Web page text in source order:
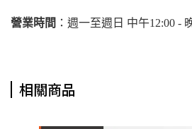
營業時間 ：週一至週日 中午12:00 -
相關商品